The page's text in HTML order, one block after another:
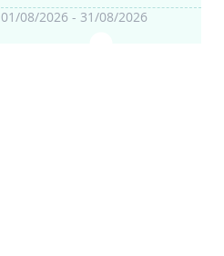
01/08/2026 - 31/08/2026